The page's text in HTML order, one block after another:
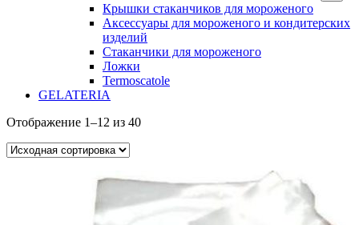
Крышки стаканчиков для мороженого
Аксессуары для мороженого и кондитерских
изделий
Стаканчики для мороженого
Ложки
Termoscatole
GELATERIA
Отображение 1–12 из 40